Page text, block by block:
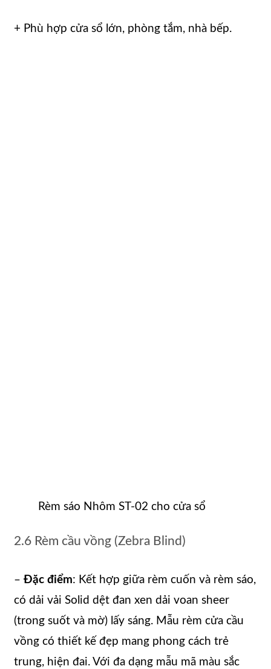
+ Phù hợp cửa sổ lớn, phòng tắm, nhà bếp.
Rèm sáo Nhôm ST-02 cho cửa sổ
2.6 Rèm cầu vồng (Zebra Blind)
– Đặc điểm: Kết hợp giữa rèm cuốn và rèm sáo,
có dải vải Solid dệt đan xen dải voan sheer
(trong suốt và mờ) lấy sáng. Mẫu rèm cửa cầu
vồng có thiết kế đẹp mang phong cách trẻ
trung, hiện đai. Với đa dạng mẫu mã màu sắc